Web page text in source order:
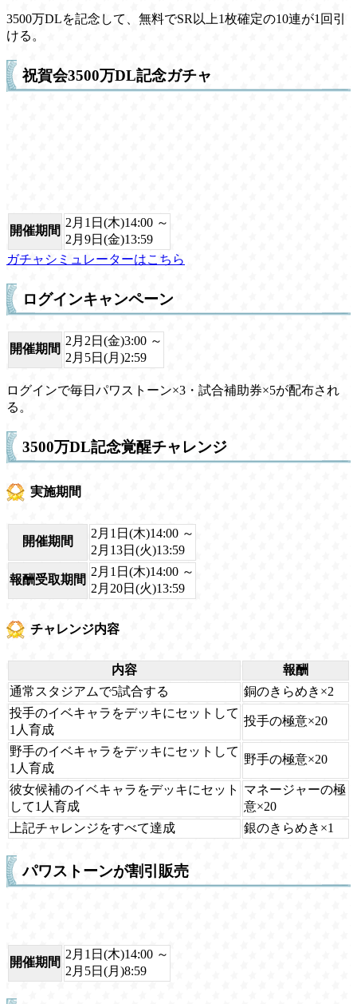
3500万DLを記念して、無料でSR以上1枚確定の10連が1回引
ける。
祝賀会3500万DL記念ガチャ
開催期間
2月1日(木)14:00 ～
2月9日(金)13:59
ガチャシミュレーターはこちら
ログインキャンペーン
開催期間
2月2日(金)3:00 ～
2月5日(月)2:59
ログインで毎日パワストーン×3・試合補助券×5が配布され
る。
3500万DL記念覚醒チャレンジ
実施期間
開催期間
2月1日(木)14:00 ～
2月13日(火)13:59
報酬受取期間
2月1日(木)14:00 ～
2月20日(火)13:59
チャレンジ内容
内容
報酬
通常スタジアムで5試合する
銅のきらめき×2
投手のイベキャラをデッキにセットして
1人育成
投手の極意×20
野手のイベキャラをデッキにセットして
1人育成
野手の極意×20
彼女候補のイベキャラをデッキにセット
して1人育成
マネージャーの極
意×20
上記チャレンジをすべて達成
銀のきらめき×1
パワストーンが割引販売
開催期間
2月1日(木)14:00 ～
2月5日(月)8:59